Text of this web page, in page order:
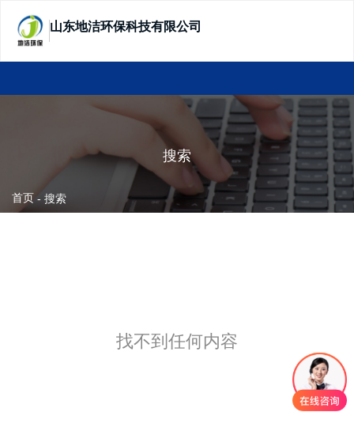
山东地洁环保科技有限公司
搜索
首页 - 搜索
找不到任何内容